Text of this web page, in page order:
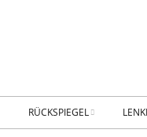
RÜCKSPIEGEL